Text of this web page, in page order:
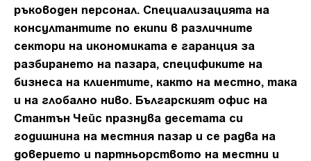
ръководен персонал. Специализацията на
консултантите по екипи в различните
сектори на икономиката е гаранция за
разбирането на пазара, спецификите на
бизнеса на клиентите, както на местно, така
и на глобално ниво. Българският офис на
Стантън Чейс празнува десетата си
годишнина на местния пазар и се радва на
доверието и партньорството на местни и